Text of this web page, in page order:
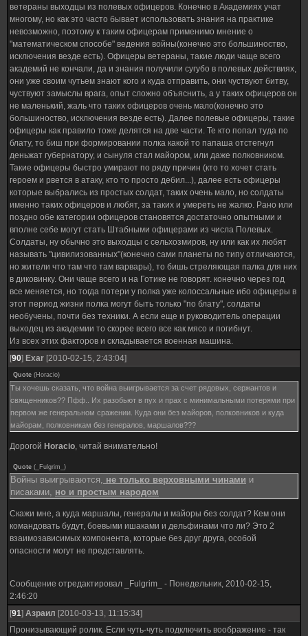
ветераны выходцы из полевых офицеров. Конечно в Академиях учат
многому, но как это часто бывает использовать знания на практике
невозможно, поэтому к таким офицерам применимо мнение о
"математическом способе" ведения войны(конечно это большиноство,
исключения везде есть). Офицеры ветераны, такие люди чаще всего
академий не кончали, да и знания получили сугубо в полевых действиях,
они уже своим чутьем знают кого и куда отправить, они чуствуют битву,
чуствуют замыслы врага, опыт сложно объяснить, а у таких офицеров он
не маленький, жаль что таких офицеров очень мало(конечно это
большиноство, исключения везде есть). Далее полевые офицеры, такие
офицеры как правило тоже делятся на две части. Те кто попал туда по
блату, то биш при формировании полка какой то папаша отстегнул
деньжат губернатору, и сынуля стал майором, или даже полковником.
Такие офицеры быстро умирают по ряду причин (кто то хочет стать
героем и рвется в атаку, кто то просто дебил...), далее есть офицеры
которые выбрались из простых солдат, таких очень мало, но солдаты
именно таких офицеров и любят, за таких и умереть не жалко. Рано или
поздно обе категории офицеров становятся достаточно опытными и
вполне себе могут стать Штабными офицерами из числа Полевых.
Солдаты, ну обычно это выходцы с сельхозмиров, ну или как их любят
называть "цивилизованных"(конечно сами планеты по типу отличаются,
но жители что там что там варвары), то бишь стреляющая палка для них
в диковинку. Они чаще всего и на Готике не говорят. конечно через год
все меняется, но тогда потери у полка уже колоссальные ибо офицеры в
этот период жизни полка могут быть только "по блату", солдаты
необучены, почти без техники. А если еще и руководитель операции
выходец из академии то скорее всего все как мясо и погибнут.
Из всех этих факторов и складывается военная машина.
[90] Exar [2010-02-15, 2:43:04]
Quote (Horacio)
Ты хочешь сказать, что война выигрывается за счет рядовых, сержантов и
священников?? Пфф.. Их разобьют в пух и прах с минимальными потерями при
первом же генеральном сражении. Куда они без майоров, полковников и куда
майорам, полковникам без генералов, маршалов???
Дорогой Horacio, читай внимательно!
Quote ( _Fulgrim_ )
Войны выигрываются, не только верховными чинами и
писаками, но и простым народом
Скажи мне, а куда маршалы, генералы и майоры без солдат? Кем они
командовать будут, боевыми ишаками и дельфинами что ли? Это 2
взаимозависимых компонента, которые без друг друга, особой
опасности могут не представлять.
Сообщение отредактировал _Fulgrim_ - Понедельник, 2010-02-15,
2:46:20
[91] Азраил [2010-03-13, 11:15:34]
Пронизывающий ролик. Если чуть-чуть подключить воображение - так